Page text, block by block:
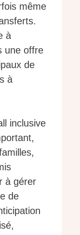
même
à
une offre
de
à
inclusive
à gérer
de